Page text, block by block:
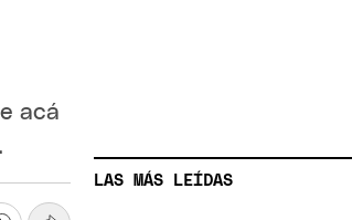
acá
LAS MÁS LEÍDAS